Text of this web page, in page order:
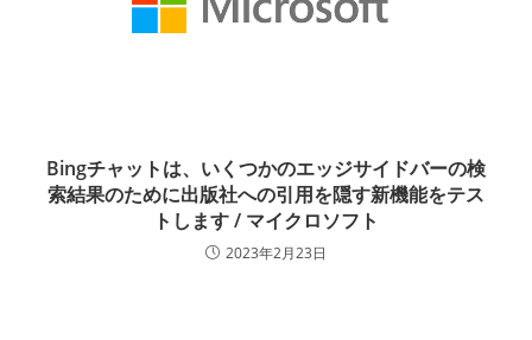
Bingチャットは、いくつかのエッジサイドバーの検
索結果のために出版社への引用を隠す新機能をテス
トします / マイクロソフト
2023年2月23日